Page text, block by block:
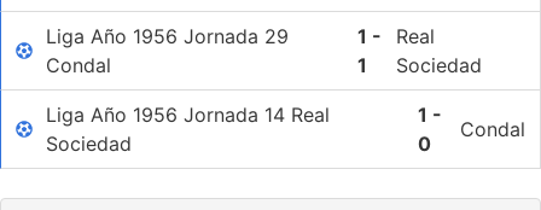
Liga Año 1956 Jornada 29
Condal
1 -
1
Real
Sociedad
Liga Año 1956 Jornada 14 Real
Sociedad
1 -
0
Condal